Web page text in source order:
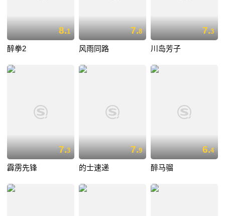
8.1
醉拳2
7.8
风雨同路
7.3
川岛芳子
7.3
霹雳先锋
7.9
的士速递
6.4
醉马骝